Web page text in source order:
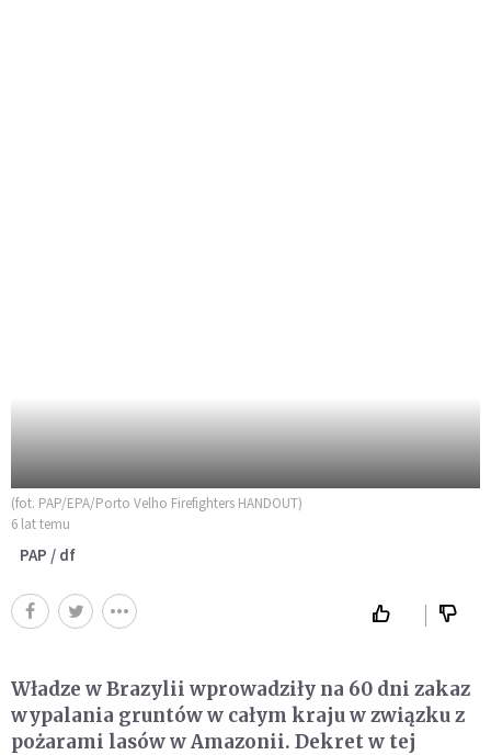
(fot. PAP/EPA/Porto Velho Firefighters HANDOUT)
6 lat temu
PAP / df
Władze w Brazylii wprowadziły na 60 dni zakaz
wypalania gruntów w całym kraju w związku z
pożarami lasów w Amazonii. Dekret w tej